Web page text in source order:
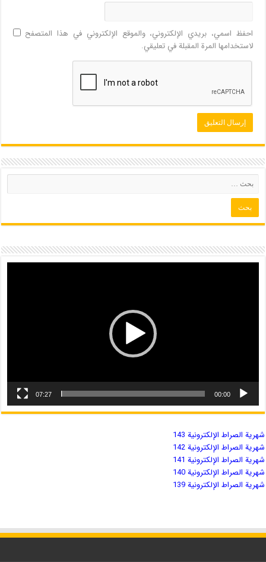
احفظ اسمي، بريدي الإلكتروني، والموقع الإلكتروني في هذا المتصفح
لاستخدامها المرة المقبلة في تعليقي.
00:00
07:27
شهریة الصراط الإلكترونية 143
شهریة الصراط الإلكترونية 142
شهریة الصراط الإلكترونية 141
شهریة الصراط الإلكترونية 140
شهریة الصراط الإلكترونية 139